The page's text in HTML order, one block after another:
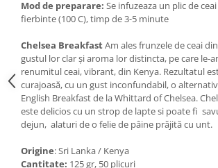
Mod de preparare: Se infuzeaza un plic de
fierbinte (100 C), timp de 3-5 minute
Chelsea BreakfastAm ales frunzele de ceai
gustul lor clar și aroma lor distincta, pe care le-
renumitul ceai, vibrant, din Kenya. Rezultatul
curajoasă, cu un gust inconfundabil, o
English Breakfast de la Whittard of Chelsea.
este delicios cu un strop de lapte si poate fi
dejun, alaturi de o felie de pâine prăjită cu unt.
Origine: Sri Lanka / Kenya
Cantitate: 125 gr, 50 plicuri